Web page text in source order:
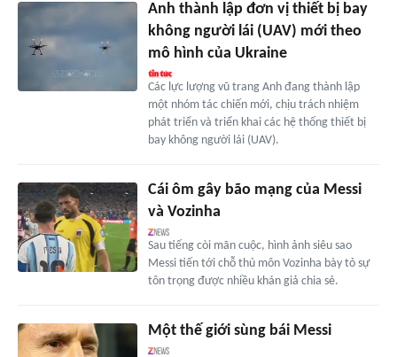
Anh thành lập đơn vị thiết bị bay
không người lái (UAV) mới theo
mô hình của Ukraine
Các lực lượng vũ trang Anh đang thành lập
một nhóm tác chiến mới, chịu trách nhiệm
phát triển và triển khai các hệ thống thiết bị
bay không người lái (UAV).
Cái ôm gây bão mạng của Messi
và Vozinha
Sau tiếng còi mãn cuộc, hình ảnh siêu sao
Messi tiến tới chỗ thủ môn Vozinha bày tỏ sự
tôn trọng được nhiều khán giả chia sẻ.
Một thế giới sùng bái Messi